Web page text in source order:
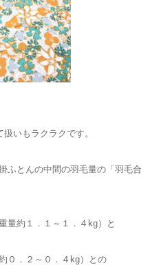
いもラクラクです。
ふとんの中間の羽毛量の「羽毛合
量約１．１～１．４kg）と
０．２～０．４kg）との